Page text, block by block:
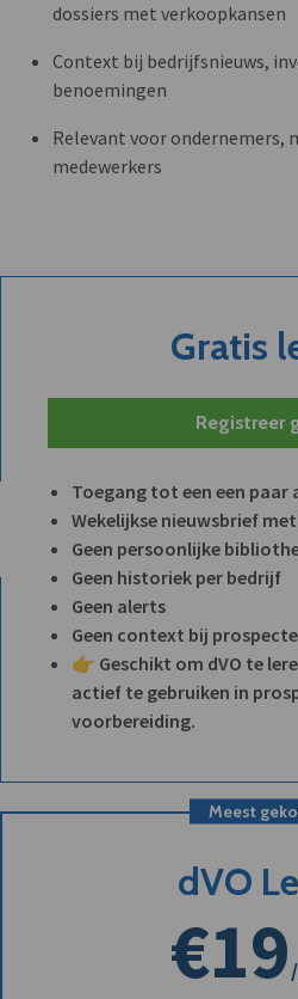
dossiers met verkoopkansen
Context bij bedrijfsnieuws,
benoemingen
Relevant voor ondernemers,
medewerkers
Gratis
Registreer
Toegang tot een een paar
Wekelijkse nieuwsbrief
Geen persoonlijke
Geen historiek per bedrijf
Geen alerts
Geen context bij
👉 Geschikt om dVO te
actief te gebruiken in
voorbereiding.
Meest
dVO
€19